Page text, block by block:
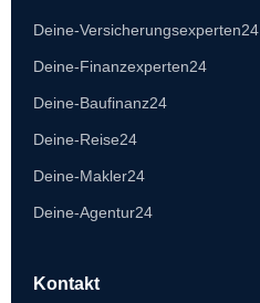
Deine-Versicherungsexperten24
Deine-Finanzexperten24
Deine-Baufinanz24
Deine-Reise24
Deine-Makler24
Deine-Agentur24
Kontakt